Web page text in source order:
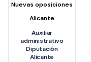
Nuevas oposiciones
Alicante
Auxiliar
administrativo
Diputación
Alicante